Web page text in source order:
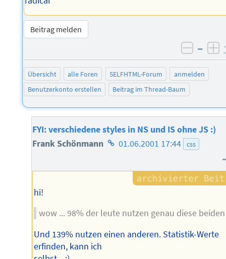
Beitrag melden
–
Übersicht alle Foren SELFHTML-Forum
anmelden
Benutzerkonto erstellen
Beitrag im Thread-Baum
FYI: verschiedene styles in NS und IS ohne JS :)
Frank Schönmann Homepage
Autors
01.06.2001 17:44 css
hi!
wow ... 98% der leute nutzen genau diese beiden
Und 139% nutzen einen anderen. Statistik-Werte
erfinden, kann ich